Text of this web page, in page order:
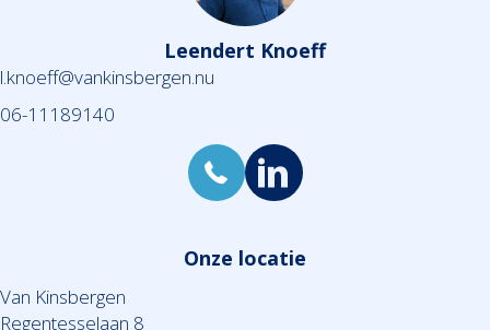
Leendert Knoeff
l.knoeff@vankinsbergen.nu
06-11189140
Onze locatie
Van Kinsbergen
Regentesselaan 8